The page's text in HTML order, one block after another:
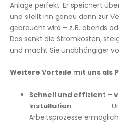
Anlage perfekt: Er speichert
und stellt ihn genau dann zur
gebraucht wird – z. B. abends
Das senkt die Stromkosten,
und macht Sie unabhängiger
Weitere Vorteile mit uns als
Schnell und effizient –
Installation
Unsere
Arbeitsprozesse